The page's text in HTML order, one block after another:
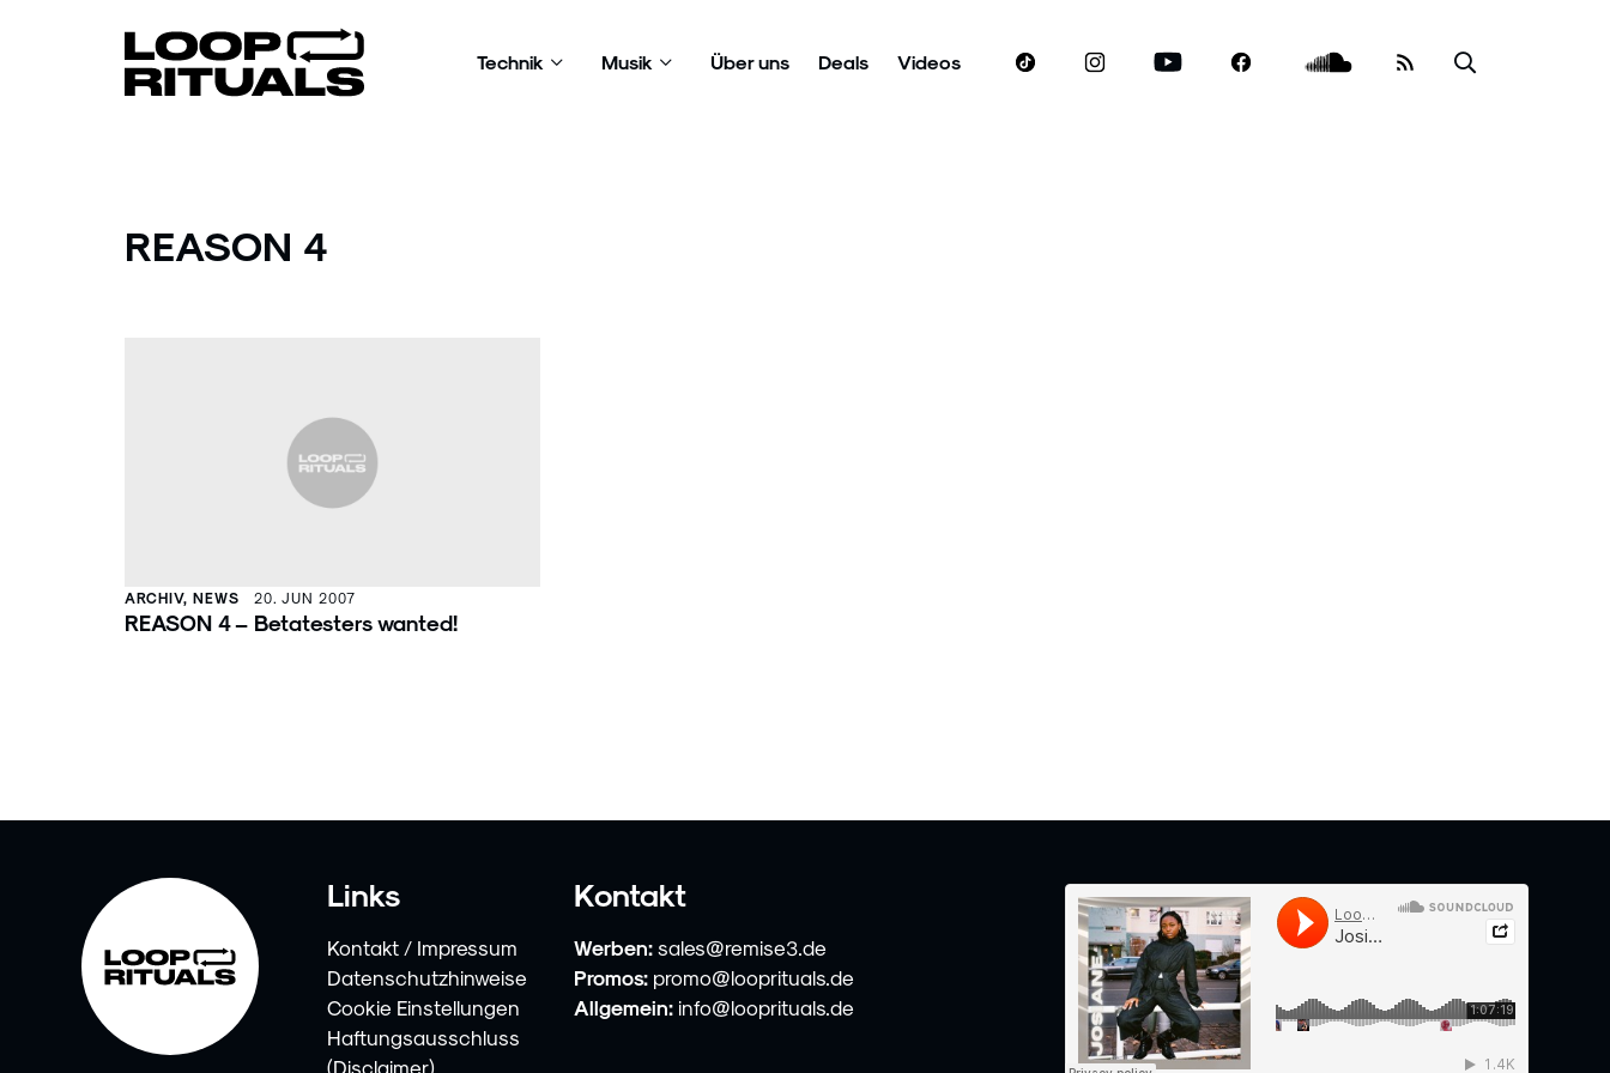
Technik Musik Über uns Deals Videos
REASON 4
ARCHIV, NEWS 20. JUN 2007
REASON 4 – Betatesters wanted!
Links
Kontakt / Impressum
Datenschutzhinweise
Cookie Einstellungen
Haftungsausschluss
(Disclaimer)
Kontakt
Werben: sales@remise3.de
Promos: promo@looprituals.de
Allgemein: info@looprituals.de